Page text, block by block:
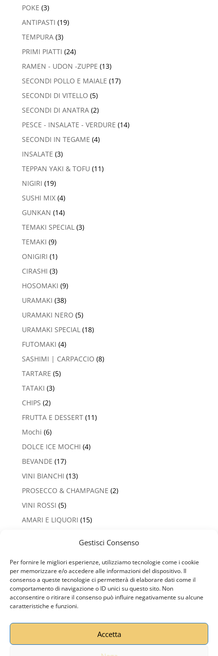
Gestisci Consenso
Per fornire le migliori esperienze, utilizziamo tecnologie come i cookie
per memorizzare e/o accedere alle informazioni del dispositivo. Il
consenso a queste tecnologie ci permetterà di elaborare dati come il
comportamento di navigazione o ID unici su questo sito. Non
acconsentire o ritirare il consenso può influire negativamente su alcune
caratteristiche e funzioni.
Accetta
POKE (3)
ANTIPASTI (19)
TEMPURA (3)
PRIMI PIATTI (24)
RAMEN - UDON -ZUPPE (13)
SECONDI POLLO E MAIALE (17)
SECONDI DI VITELLO (5)
SECONDI DI ANATRA (2)
PESCE - INSALATE - VERDURE (14)
SECONDI IN TEGAME (4)
INSALATE (3)
TEPPAN YAKI & TOFU (11)
NIGIRI (19)
SUSHI MIX (4)
GUNKAN (14)
TEMAKI SPECIAL (3)
TEMAKI (9)
ONIGIRI (1)
CIRASHI (3)
HOSOMAKI (9)
URAMAKI (38)
URAMAKI NERO (5)
URAMAKI SPECIAL (18)
FUTOMAKI (4)
SASHIMI | CARPACCIO (8)
TARTARE (5)
TATAKI (3)
CHIPS (2)
FRUTTA E DESSERT (11)
Mochi (6)
DOLCE ICE MOCHI (4)
BEVANDE (17)
VINI BIANCHI (13)
PROSECCO & CHAMPAGNE (2)
VINI ROSSI (5)
AMARI E LIQUORI (15)
Privacy Policy
Termini e Condizioni
Cookie Policy (UE)
by APSC Group